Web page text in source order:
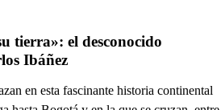
tierra»: el desconocido
Ibáñez
en esta fascinante historia continental